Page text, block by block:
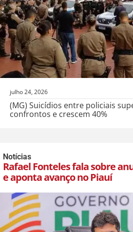
julho 24, 2026
(MG) Suicídios entre policiais
confrontos e crescem 40%
Notícias
Rafael Fonteles fala sobre
e aponta avanço no Piauí